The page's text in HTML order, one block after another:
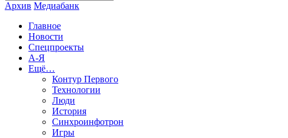
Архив Медиабанк
Главное
Новости
Спецпроекты
А-Я
Ещё…
Контур Первого
Технологии
Люди
История
Синхроинфотрон
Игры